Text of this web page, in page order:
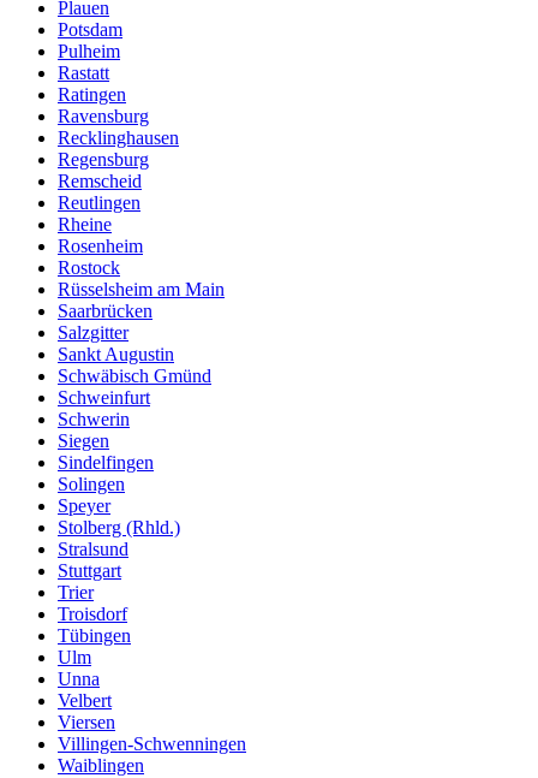
Plauen
Potsdam
Pulheim
Rastatt
Ratingen
Ravensburg
Recklinghausen
Regensburg
Remscheid
Reutlingen
Rheine
Rosenheim
Rostock
Rüsselsheim am Main
Saarbrücken
Salzgitter
Sankt Augustin
Schwäbisch Gmünd
Schweinfurt
Schwerin
Siegen
Sindelfingen
Solingen
Speyer
Stolberg (Rhld.)
Stralsund
Stuttgart
Trier
Troisdorf
Tübingen
Ulm
Unna
Velbert
Viersen
Villingen-Schwenningen
Waiblingen